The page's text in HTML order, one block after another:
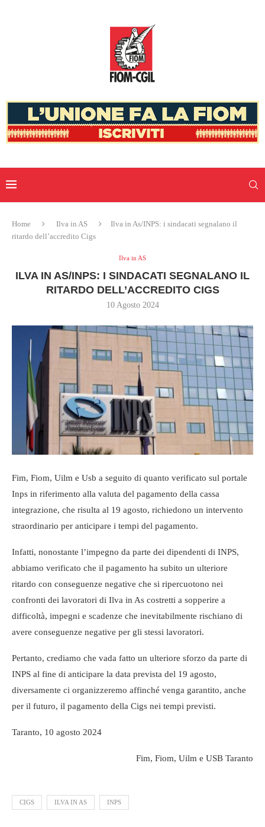
Home Ilva in AS
Ilva in As/INPS: i sindacati segnalano il
ritardo dell’accredito Cigs
Ilva in AS
ILVA IN AS/INPS: I SINDACATI SEGNALANO IL
RITARDO DELL’ACCREDITO CIGS
10 Agosto 2024
Fim, Fiom, Uilm e Usb a seguito di quanto verificato sul portale
Inps in riferimento alla valuta del pagamento della cassa
integrazione, che risulta al 19 agosto, richiedono un intervento
straordinario per anticipare i tempi del pagamento.
Infatti, nonostante l’impegno da parte dei dipendenti di INPS,
abbiamo verificato che il pagamento ha subito un ulteriore
ritardo con conseguenze negative che si ripercuotono nei
confronti dei lavoratori di Ilva in As costretti a sopperire a
difficoltà, impegni e scadenze che inevitabilmente rischiano di
avere conseguenze negative per gli stessi lavoratori.
Pertanto, crediamo che vada fatto un ulteriore sforzo da parte di
INPS al fine di anticipare la data prevista del 19 agosto,
diversamente ci organizzeremo affinché venga garantito, anche
per il futuro, il pagamento della Cigs nei tempi previsti.
Taranto, 10 agosto 2024
Fim, Fiom, Uilm e USB Taranto
CIGS ILVA IN AS INPS